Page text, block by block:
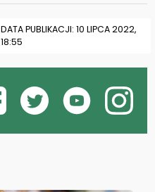
DATA PUBLIKACJI: 10 LIPCA 2022,
18:55